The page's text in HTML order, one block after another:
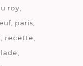
roy
paris
recette